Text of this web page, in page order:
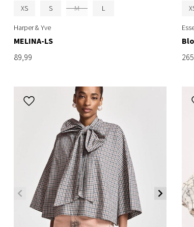
XS S M L
Harper & Yve
MELINA-LS
89,99